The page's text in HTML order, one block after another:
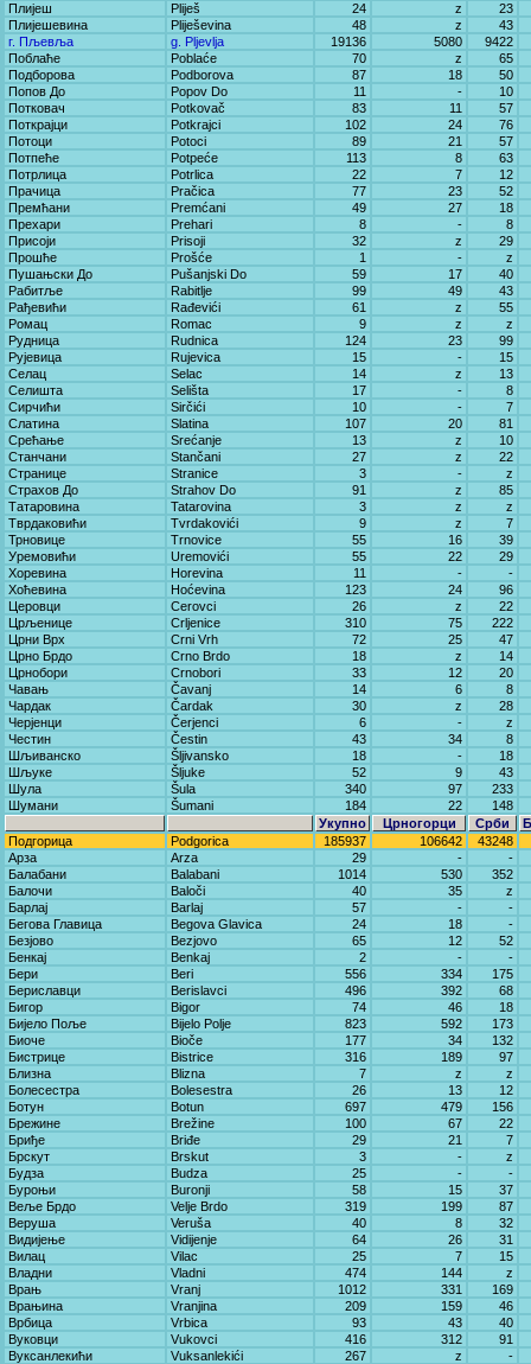
Плијеш
Pliješ 24 z
23
Плијешевина
Pliješevina 48 z
43
г. Пљевља
g. Pljevlja 19136 5080
9422
Поблаће
Poblaće 70 z
65
Подборова
Podborova 87 18
50
Попов До
Popov Do 11 -
10
Потковач
Potkovač 83 11
57
Поткрајци
Potkrajci 102 24
76
Потоци
Potoci 89 21
57
Потпеће
Potpeće 113 8
63
Потрлица
Potrlica 22 7
12
Прачица
Pračica 77 23
52
Премћани
Premćani 49 27
18
Прехари
Prehari 8 -
8
Присоји
Prisoji 32 z
29
Прошће
Prošće 1 -
z
Пушањски До
Pušanjski Do 59 17
40
Рабитље
Rabitlje 99 49
43
Рађевићи
Rađevići 61 z
55
Ромац
Romac 9 z
z
Рудница
Rudnica 124 23
99
Рујевица
Rujevica 15 -
15
Селац
Selac 14 z
13
Селишта
Selišta 17 -
8
Сирчићи
Sirčići 10 -
7
Слатина
Slatina 107 20
81
Срећање
Srećanje 13 z
10
Станчани
Stančani 27 z
22
Странице
Stranice 3 -
z
Страхов До
Strahov Do 91 z
85
Татаровина
Tatarovina 3 z
z
Тврдаковићи
Tvrdakovići 9 z
7
Трновице
Trnovice 55 16
39
Уремовићи
Uremovići 55 22
29
Хоревина
Horevina 11 -
-
Хоћевина
Hoćevina 123 24
96
Церовци
Cerovci 26 z
22
Црљенице
Crljenice 310 75
222
Црни Врх
Crni Vrh 72 25
47
Црно Брдо
Crno Brdo 18 z
14
Црнобори
Crnobori 33 12
20
Чавањ
Čavanj 14 6
8
Чардак
Čardak 30 z
28
Черјенци
Čerjenci 6 -
z
Честин
Čestin 43 34
8
Шљиванско
Šljivansko 18 -
18
Шљуке
Šljuke 52 9
43
Шула
Šula 340 97
233
Шумани
Šumani 184 22
148
Укупно
Црногорци Срби
Подгорица
Podgorica 185937 106642
43248
Арза
Arza 29 -
-
Балабани
Balabani 1014 530
352
Балочи
Baloči 40 35
z
Барлај
Barlaj 57 -
-
Бегова Главица
Begova Glavica 24 18
-
Безјово
Bezjovo 65 12
52
Бенкај
Benkaj 2 -
-
Бери
Beri 556 334
175
Бериславци
Berislavci 496 392
68
Бигор
Bigor 74 46
18
Бијело Поље
Bijelo Polje 823 592
173
Биоче
Bioče 177 34
132
Бистрице
Bistrice 316 189
97
Близна
Blizna 7 z
z
Болесестра
Bolesestra 26 13
12
Ботун
Botun 697 479
156
Брежине
Brežine 100 67
22
Бриђе
Briđe 29 21
7
Брскут
Brskut 3 -
z
Будза
Budza 25 -
-
Буроњи
Buronji 58 15
37
Веље Брдо
Velje Brdo 319 199
87
Веруша
Veruša 40 8
32
Видијење
Vidijenje 64 26
31
Вилац
Vilac 25 7
15
Владни
Vladni 474 144
z
Врањ
Vranj 1012 331
169
Врањина
Vranjina 209 159
46
Врбица
Vrbica 93 43
40
Вуковци
Vukovci 416 312
91
Вуксанлекићи
Vuksanlekići 267 z
-